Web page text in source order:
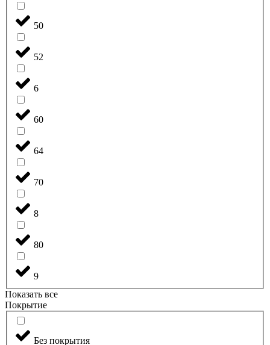
50
52
6
60
64
70
8
80
9
Показать все
Покрытие
Без покрытия